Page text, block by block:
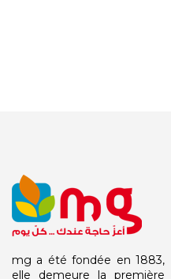
mg a été fondée en 1883,
elle demeure la première